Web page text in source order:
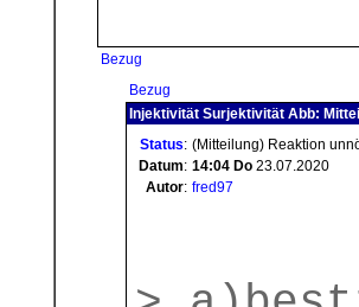
Bezug
Bezug
Injektivität Surjektivität Abb:
Status: (Mitteilung) Reaktion
Datum: 14:04 Do 23.07.2020
Autor: fred97